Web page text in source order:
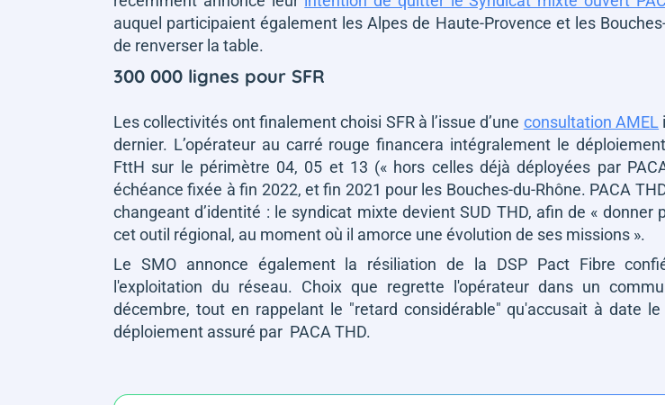
auquel participaient également les Alpes de Haute-Provence et les
de renverser la table.
300 000 lignes pour SFR
Les collectivités ont finalement choisi SFR à l’issue d’une consultation AMEL
dernier. L’opérateur au carré rouge financera intégralement le
FttH sur le périmètre 04, 05 et 13 (« hors celles déjà déployées par
échéance fixée à fin 2022, et fin 2021 pour les Bouches-du-Rhône. PACA
changeant d’identité : le syndicat mixte devient SUD THD, afin de « donner
cet outil régional, au moment où il amorce une évolution de ses missions ».
Le SMO annonce également la résiliation de la DSP Pact Fibre
l'exploitation du réseau. Choix que regrette l'opérateur dans un
décembre, tout en rappelant le "retard considérable" qu'accusait à date
déploiement assuré par PACA THD.